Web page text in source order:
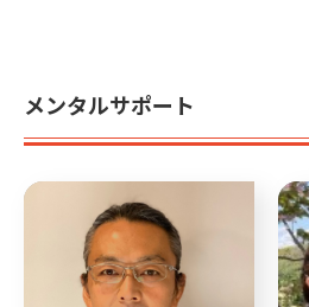
メンタルサポート